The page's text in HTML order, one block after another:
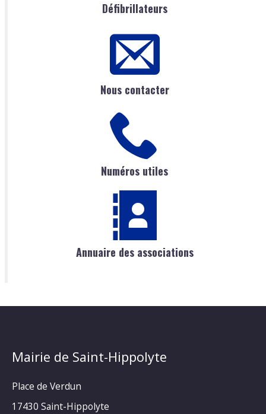
Défibrillateurs
Nous contacter
Numéros utiles
Annuaire des associations
Mairie de Saint-Hippolyte
Place de Verdun
17430 Saint-Hippolyte